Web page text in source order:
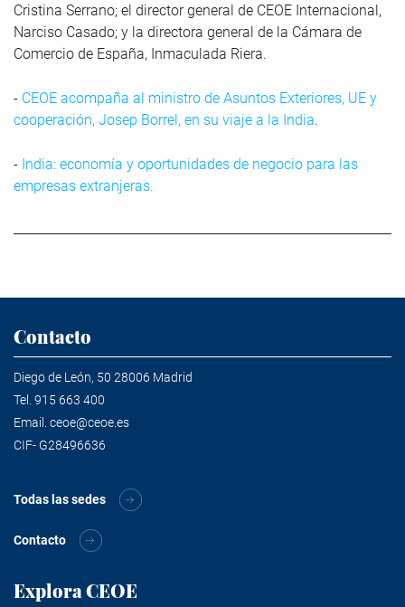
Cristina Serrano; el director general de CEOE Internacional,
Narciso Casado; y la directora general de la Cámara de
Comercio de España, Inmaculada Riera.
- CEOE acompaña al ministro de Asuntos Exteriores, UE y
cooperación, Josep Borrel, en su viaje a la India.
- India: economía y oportunidades de negocio para las
empresas extranjeras.
Contacto
Diego de León, 50 28006 Madrid
Tel. 915 663 400
Email. ceoe@ceoe.es
CIF- G28496636
Todas las sedes
Contacto
Explora CEOE